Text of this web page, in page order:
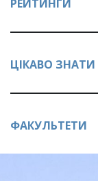
РЕЙТИНГИ
ЦІКАВО ЗНАТИ
ФАКУЛЬТЕТИ